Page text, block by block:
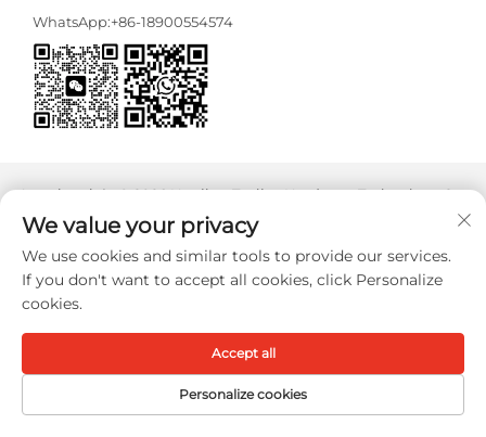
WhatsApp:+86-18900554574
Autorių teisės © 2026 Nanjing Tooljoy Hardware Technology Co.,
Ltd. Visos teisės saugomos -
We value your privacy
We use cookies and similar tools to provide our services.
If you don't want to accept all cookies, click Personalize
cookies.
Personalize cookies
Accept all